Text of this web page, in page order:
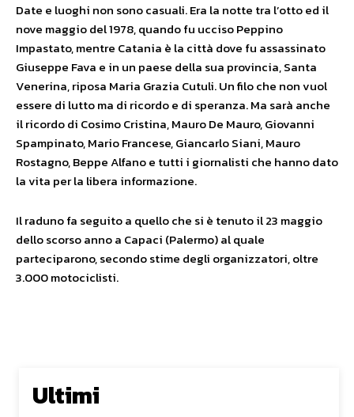
Date e luoghi non sono casuali. Era la notte tra l’otto ed il
nove maggio del 1978, quando fu ucciso Peppino
Impastato, mentre Catania è la città dove fu assassinato
Giuseppe Fava e in un paese della sua provincia, Santa
Venerina, riposa Maria Grazia Cutuli. Un filo che non vuol
essere di lutto ma di ricordo e di speranza. Ma sarà anche
il ricordo di Cosimo Cristina, Mauro De Mauro, Giovanni
Spampinato, Mario Francese, Giancarlo Siani, Mauro
Rostagno, Beppe Alfano e tutti i giornalisti che hanno dato
la vita per la libera informazione.
Il raduno fa seguito a quello che si è tenuto il 23 maggio
dello scorso anno a Capaci (Palermo) al quale
parteciparono, secondo stime degli organizzatori, oltre
3.000 motociclisti.
Ultimi